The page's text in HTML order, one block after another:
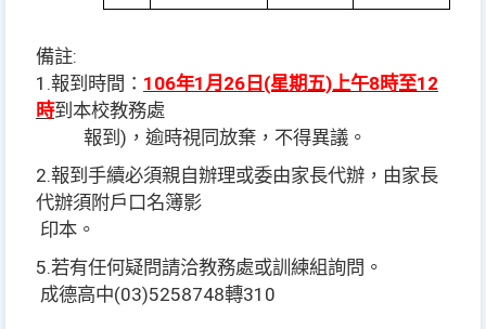
備註:
1.報到時間： 106年1月26日(星期五)上午8時至12
時到本校教務處
報到)，逾時視同放棄，不得異議。
2.報到手續必須親自辦理或委由家長代辦，由家長
代辦須附戶口名簿影
印本。
5.若有任何疑問請洽教務處或訓練組詢問。
成德高中(03)5258748轉310